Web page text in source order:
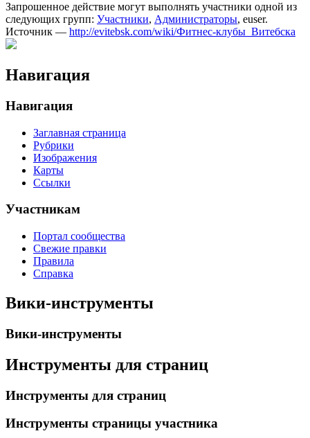
Запрошенное действие могут выполнять участники одной из
следующих групп: Участники, Администраторы, euser.
Источник — http://evitebsk.com/wiki/Фитнес-клубы_Витебска
Навигация
Навигация
Заглавная страница
Рубрики
Изображения
Карты
Ссылки
Участникам
Портал сообщества
Свежие правки
Правила
Справка
Вики-инструменты
Вики-инструменты
Инструменты для страниц
Инструменты для страниц
Инструменты страницы участника